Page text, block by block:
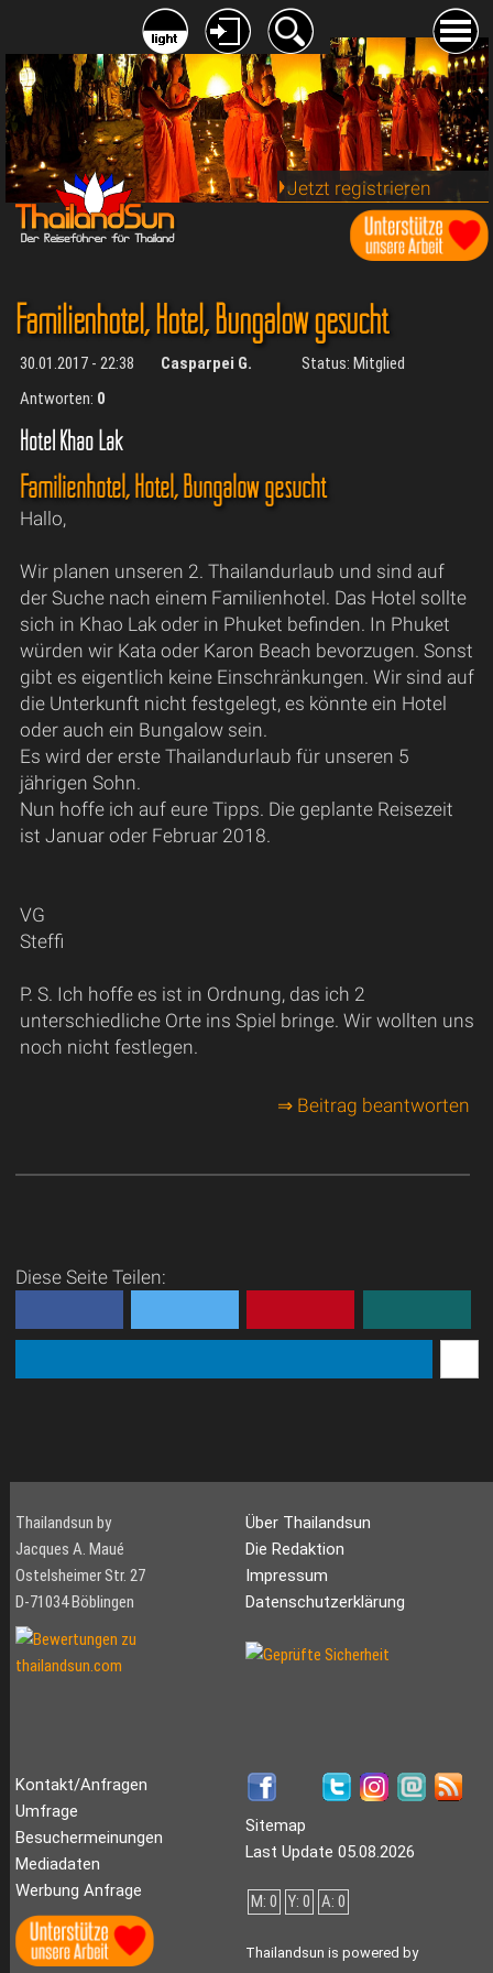
Jetzt registrieren
Familienhotel, Hotel, Bungalow gesucht
30.01.2017 - 22:38 Casparpei G.
Status: Mitglied
Antworten: 0
Hotel Khao Lak
Familienhotel, Hotel, Bungalow gesucht
Hallo,
Wir planen unseren 2. Thailandurlaub und sind auf
der Suche nach einem Familienhotel. Das Hotel sollte
sich in Khao Lak oder in Phuket befinden. In Phuket
würden wir Kata oder Karon Beach bevorzugen. Sonst
gibt es eigentlich keine Einschränkungen. Wir sind auf
die Unterkunft nicht festgelegt, es könnte ein Hotel
oder auch ein Bungalow sein.
Es wird der erste Thailandurlaub für unseren 5
jährigen Sohn.
Nun hoffe ich auf eure Tipps. Die geplante Reisezeit
ist Januar oder Februar 2018.
VG
Steffi
P. S. Ich hoffe es ist in Ordnung, das ich 2
unterschiedliche Orte ins Spiel bringe. Wir wollten uns
noch nicht festlegen.
⇒ Beitrag beantworten
Diese Seite Teilen:
Thailandsun by
Jacques A. Maué
Ostelsheimer Str. 27
D-71034 Böblingen
Über Thailandsun
Die Redaktion
Impressum
Datenschutzerklärung
Kontakt/Anfragen
Umfrage
Besuchermeinungen
Mediadaten
Werbung Anfrage
Sitemap
Last Update 05.08.2026
M: 0 Y: 0 A: 0
Thailandsun is powered by